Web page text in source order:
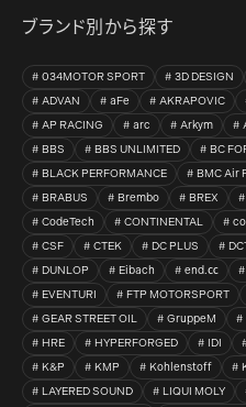
ブランド別から探す
034MOTOR SPORT 3D DESIGN
ADVAN
aFe AKRAPOVIC
AP RACING
arc Arkym
BBS
BBS UNLIMITED BC
BLACK PERFORMANCE
BMC Air
BRABUS
Brembo BREX
CodeTech
CONTINENTAL
CSF
CTEK DC PLUS
DUNLOP
Eibach end.㏄
EVENTURI
FTP MOTORSPORT
GEAR STREET OIL
GruppeM
HRE
HYPERFORGED IDI
K&P
KMP Kohlenstoff
LAYERED SOUND
LIQUI MOLY